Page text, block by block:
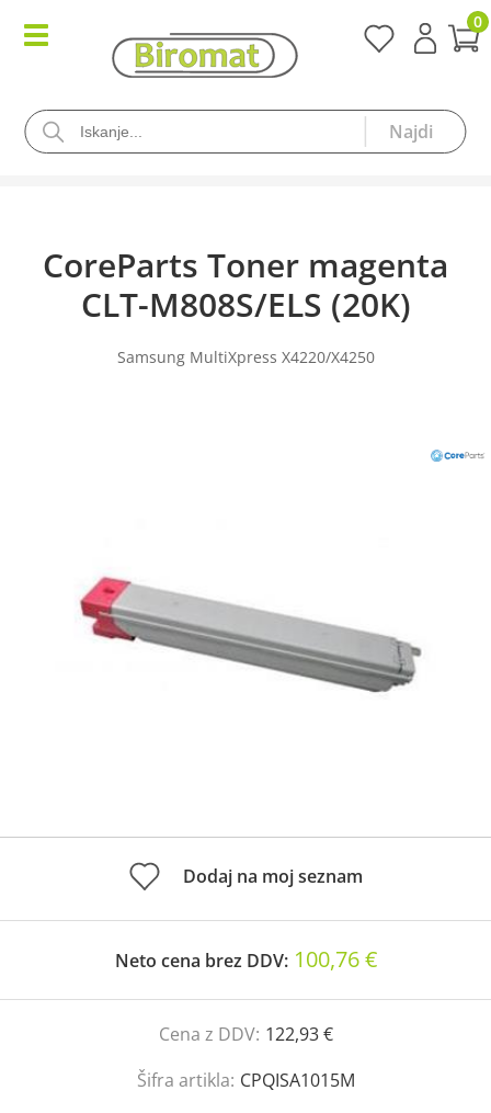
0
CoreParts Toner magenta
CLT-M808S/ELS (20K)
Samsung MultiXpress X4220/X4250
Dodaj na moj seznam
Neto cena brez DDV: 100,76 €
Cena z DDV: 122,93 €
Šifra artikla: CPQISA1015M